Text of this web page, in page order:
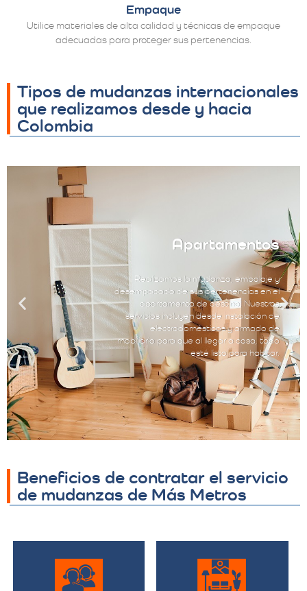
Empaque
Utilice materiales de alta calidad y técnicas de empaque
adecuadas para proteger sus pertenencias.
Tipos de mudanzas internacionales
que realizamos desde y hacia
Colombia
Apartamentos
Realizamos la mudanza, embalaje y
desempacado de sus pertenencias en el
apartamento de destino. Nuestros
servicios incluyen desde instalación de
electrodomésticos y armado de
mobiliario para que al llegar a casa, todo
esté listo para habitar.
Beneficios de contratar el servicio
de mudanzas de Más Metros